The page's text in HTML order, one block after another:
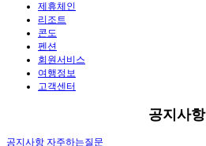
제휴체인
리조트
콘도
펜션
회원서비스
여행정보
고객센터
공지사항
공지사항 자주하는질문